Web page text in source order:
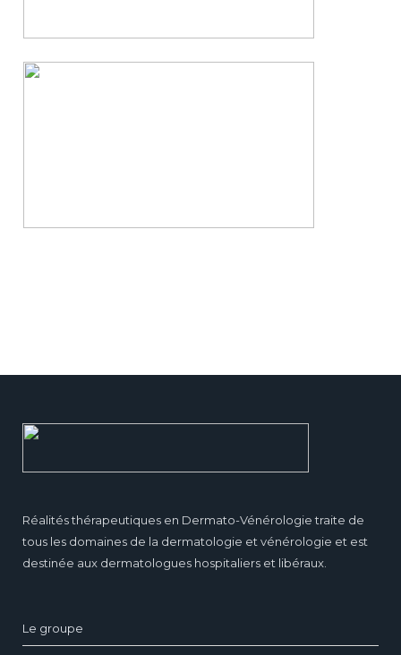
Réalités thérapeutiques en Dermato-Vénérologie traite de
tous les domaines de la dermatologie et vénérologie et est
destinée aux dermatologues hospitaliers et libéraux.
Le groupe